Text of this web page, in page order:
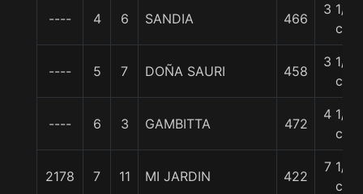
---- 4 6 SANDIA 466
3 1/2
c
---- 5 7 DOÑA SAURI 458
3 1/2
c
---- 6 3 GAMBITTA 472
4 1/4
c
2178 7 11 MI JARDIN 422
7 1/4
c